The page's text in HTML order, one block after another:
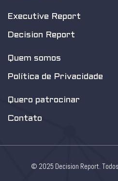
Executive Report
Decision Report
Quem somos
Política de Privacidade
Quero patrocinar
Contato
© 2025 Decision Report.